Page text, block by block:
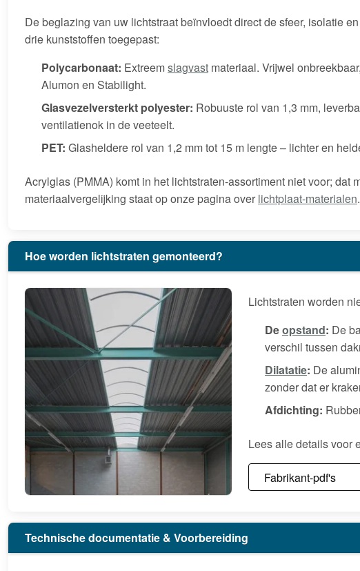
De beglazing van uw lichtstraat beïnvloedt direct de sfeer, isolatie
drie kunststoffen toegepast:
Polycarbonaat: Extreemslagvast materiaal. Vrijwel
Alumon en Stabilight.
Glasvezelversterkt polyester: Robuuste rol van 1,3 mm,
ventilatienok in de veeteelt.
PET: Glasheldere rol van 1,2 mm tot 15 m lengte – lichter en
Acrylglas (PMMA) komt in het lichtstraten-assortiment niet voor;
materiaalvergelijking staat op onze pagina over lichtplaat-materialen.
Hoe worden lichtstraten gemonteerd?
Lichtstraten worden
Deopstand: De
verschil tussen
Dilatatie: De
zonder dat er
Afdichting:
Lees alle details voor
Fabrikant-pdf's
Technische documentatie & Voorbereiding